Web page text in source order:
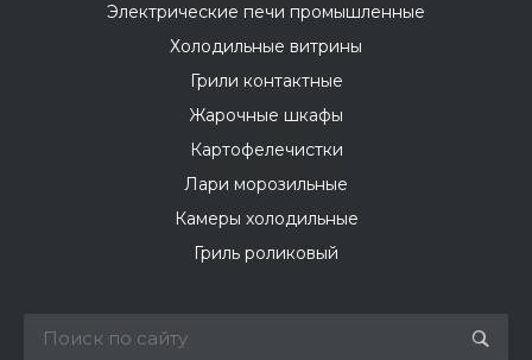
Электрические печи промышленные
Холодильные витрины
Грили контактные
Жарочные шкафы
Картофелечистки
Лари морозильные
Камеры холодильные
Гриль роликовый